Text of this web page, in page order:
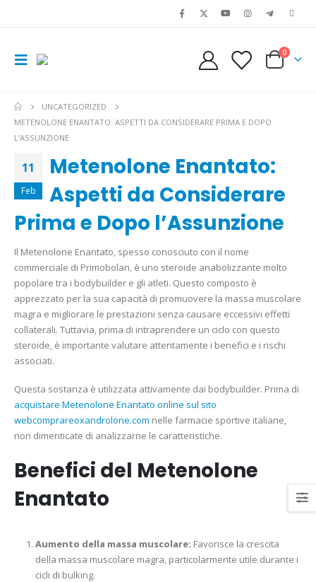
0
UNCATEGORIZED
METENOLONE ENANTATO: ASPETTI DA CONSIDERARE PRIMA E DOPO
L’ASSUNZIONE
11
Feb
Metenolone Enantato:
Aspetti da Considerare
Prima e Dopo l’Assunzione
Il Metenolone Enantato, spesso conosciuto con il nome
commerciale di Primobolan, è uno steroide anabolizzante molto
popolare tra i bodybuilder e gli atleti. Questo composto è
apprezzato per la sua capacità di promuovere la massa muscolare
magra e migliorare le prestazioni senza causare eccessivi effetti
collaterali. Tuttavia, prima di intraprendere un ciclo con questo
steroide, è importante valutare attentamente i benefici e i rischi
associati.
Questa sostanza è utilizzata attivamente dai bodybuilder. Prima di
acquistare Metenolone Enantato online sul sito
webcomprareoxandrolone.com nelle farmacie sportive italiane,
non dimenticate di analizzarne le caratteristiche.
Benefici del Metenolone
Enantato
Aumento della massa muscolare: Favorisce la crescita
della massa muscolare magra, particolarmente utile durante i
cicli di bulking.